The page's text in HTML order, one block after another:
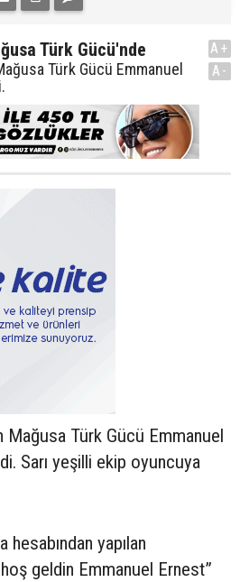
Türk Gücü'nde
Türk Gücü Emmanuel
A+
A-
Mağusa Türk Gücü Emmanuel
Sarı yeşilli ekip oyuncuya
yapılan
hoş geldin Emmanuel Ernest”